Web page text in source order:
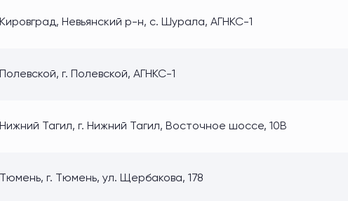
Кировград, Невьянский р-н, с. Шурала, АГНКС-1
Полевской, г. Полевской, АГНКС-1
Нижний Тагил, г. Нижний Тагил, Восточное шоссе, 10В
Тюмень, г. Тюмень, ул. Щербакова, 178